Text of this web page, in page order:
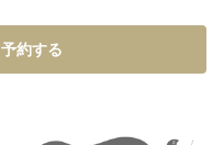
約する